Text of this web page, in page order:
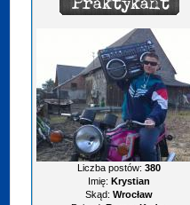
Liczba postów:380
Imię: Krystian
Skąd: Wrocław